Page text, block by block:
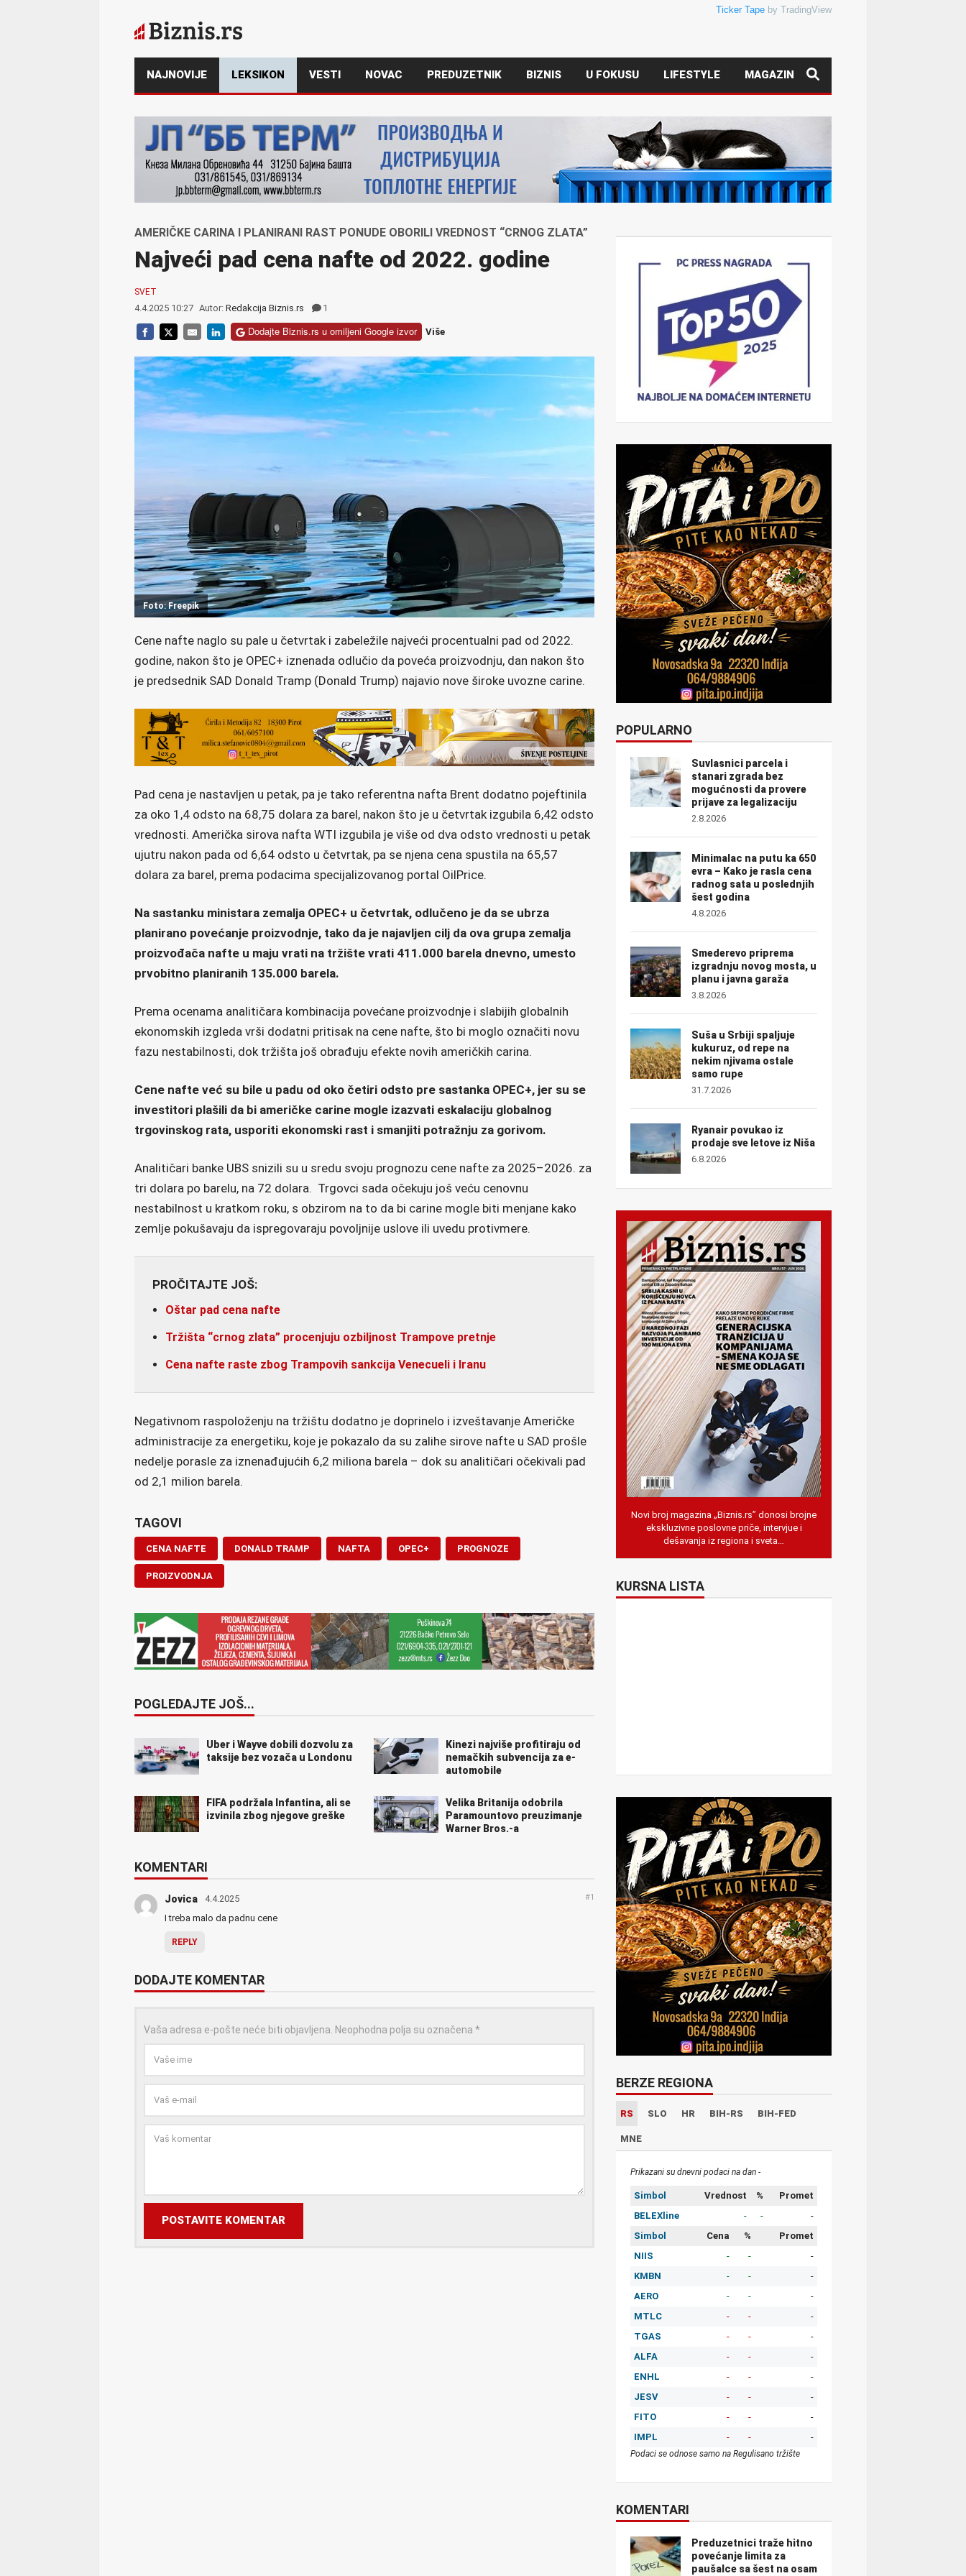
Ticker Tape by TradingView
NAJNOVIJE LEKSIKON VESTI NOVAC PREDUZETNIK BIZNIS U FOKUSU LIFESTYLE MAGAZIN
AMERIČKE CARINA I PLANIRANI RAST PONUDE OBORILI VREDNOST “CRNOG ZLATA”
Najveći pad cena nafte od 2022. godine
SVET
4.4.2025 10:27 Autor: Redakcija Biznis.rs 1
Dodajte Biznis.rs u omiljeni Google izvor Više
Foto: Freepik
Cene nafte naglo su pale u četvrtak i zabeležile najveći procentualni pad od 2022.
godine, nakon što je OPEC+ iznenada odlučio da poveća proizvodnju, dan nakon što
je predsednik SAD Donald Tramp (Donald Trump) najavio nove široke uvozne carine.
Pad cena je nastavljen u petak, pa je tako referentna nafta Brent dodatno pojeftinila
za oko 1,4 odsto na 68,75 dolara za barel, nakon što je u četvrtak izgubila 6,42 odsto
vrednosti. Američka sirova nafta WTI izgubila je više od dva odsto vrednosti u petak
ujutru nakon pada od 6,64 odsto u četvrtak, pa se njena cena spustila na 65,57
dolara za barel, prema podacima specijalizovanog portal OilPrice.
Na sastanku ministara zemalja OPEC+ u četvrtak, odlučeno je da se ubrza
planirano povećanje proizvodnje, tako da je najavljen cilj da ova grupa zemalja
proizvođača nafte u maju vrati na tržište vrati 411.000 barela dnevno, umesto
prvobitno planiranih 135.000 barela.
Prema ocenama analitičara kombinacija povećane proizvodnje i slabijih globalnih
ekonomskih izgleda vrši dodatni pritisak na cene nafte, što bi moglo označiti novu
fazu nestabilnosti, dok tržišta još obrađuju efekte novih američkih carina.
Cene nafte već su bile u padu od oko četiri odsto pre sastanka OPEC+, jer su se
investitori plašili da bi američke carine mogle izazvati eskalaciju globalnog
trgovinskog rata, usporiti ekonomski rast i smanjiti potražnju za gorivom.
Analitičari banke UBS snizili su u sredu svoju prognozu cene nafte za 2025–2026. za
tri dolara po barelu, na 72 dolara. Trgovci sada očekuju još veću cenovnu
nestabilnost u kratkom roku, s obzirom na to da bi carine mogle biti menjane kako
zemlje pokušavaju da ispregovaraju povoljnije uslove ili uvedu protivmere.
PROČITAJTE JOŠ:
Oštar pad cena nafte
Tržišta “crnog zlata” procenjuju ozbiljnost Trampove pretnje
Cena nafte raste zbog Trampovih sankcija Venecueli i Iranu
Negativnom raspoloženju na tržištu dodatno je doprinelo i izveštavanje Američke
administracije za energetiku, koje je pokazalo da su zalihe sirove nafte u SAD prošle
nedelje porasle za iznenađujućih 6,2 miliona barela – dok su analitičari očekivali pad
od 2,1 milion barela.
TAGOVI
CENA NAFTE DONALD TRAMP NAFTA OPEC+ PROGNOZE
PROIZVODNJA
POGLEDAJTE JOŠ...
Uber i Wayve dobili dozvolu za
taksije bez vozača u Londonu
Kinezi najviše profitiraju od
nemačkih subvencija za e-
automobile
FIFA podržala Infantina, ali se
izvinila zbog njegove greške
Velika Britanija odobrila
Paramountovo preuzimanje
Warner Bros.-a
KOMENTARI
Jovica 4.4.2025 #1
I treba malo da padnu cene
REPLY
DODAJTE KOMENTAR
Vaša adresa e-pošte neće biti objavljena. Neophodna polja su označena *
POSTAVITE KOMENTAR
POPULARNO
Suvlasnici parcela i
stanari zgrada bez
mogućnosti da provere
prijave za legalizaciju
2.8.2026
Minimalac na putu ka 650
evra – Kako je rasla cena
radnog sata u poslednjih
šest godina
4.8.2026
Smederevo priprema
izgradnju novog mosta, u
planu i javna garaža
3.8.2026
Suša u Srbiji spaljuje
kukuruz, od repe na
nekim njivama ostale
samo rupe
31.7.2026
Ryanair povukao iz
prodaje sve letove iz Niša
6.8.2026
Novi broj magazina „Biznis.rs” donosi brojne
ekskluzivne poslovne priče, intervjue i
dešavanja iz regiona i sveta…
KURSNA LISTA
BERZE REGIONA
RS SLO HR BIH-RS BIH-FED
MNE
Prikazani su dnevni podaci na dan -
Simbol Vrednost %
Promet
BELEXline
- -
-
Simbol
Cena %
Promet
NIIS
- -
-
KMBN
- -
-
AERO
- -
-
MTLC
- -
-
TGAS
- -
-
ALFA
- -
-
ENHL
- -
-
JESV
- -
-
FITO
- -
-
IMPL
- - -
Podaci se odnose samo na Regulisano tržište
KOMENTARI
Preduzetnici traže hitno
povećanje limita za
paušalce sa šest na osam